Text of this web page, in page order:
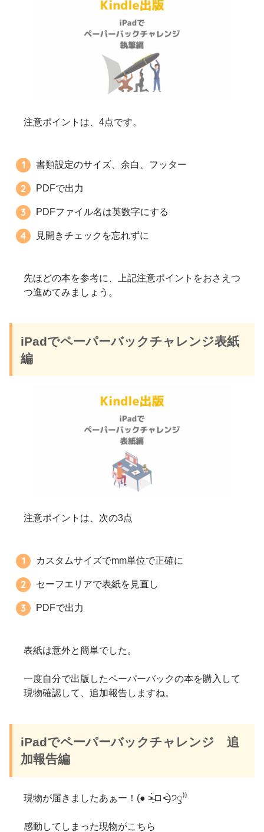
注意ポイントは、4点です。
書類設定のサイズ、余白、フッター
PDFで出力
PDFファイル名は英数字にする
見開きチェックを忘れずに
先ほどの本を参考に、上記注意ポイントをおさえつ
つ進めてみましょう。
iPadでペーパーバックチャレンジ表紙
編
注意ポイントは、次の3点
カスタムサイズでmm単位で正確に
セーフエリアで表紙を見直し
PDFで出力
表紙は意外と簡単でした。
一度自分で出版したペーパーバックの本を購入して
現物確認して、追加報告しますね。
iPadでペーパーバックチャレンジ 追
加報告編
現物が届きましたあぁー！(● ˃̶͈̀ロ˂̶͈́)੭ꠥ⁾⁾
感動してしまった現物がこちら